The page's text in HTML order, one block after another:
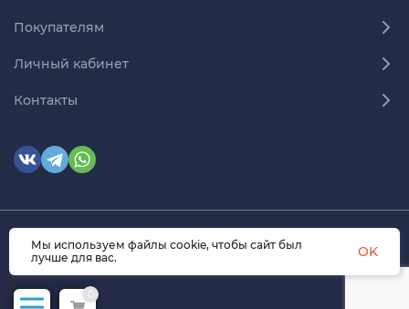
Покупателям
Личный кабинет
Контакты
© 2026 himmedsnab.ru. Все права защищены
Мы используем файлы cookie, чтобы сайт был
лучше для вас.
OK